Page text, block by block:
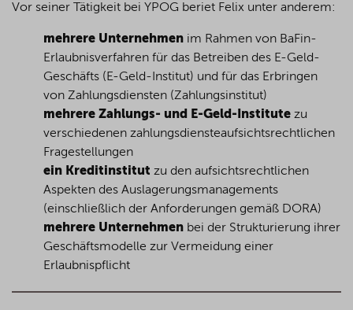
Vor seiner Tätigkeit bei YPOG beriet Felix unter anderem:
mehrere Unternehmen im Rahmen von BaFin-
Erlaubnisverfahren für das Betreiben des E-Geld-
Geschäfts (E-Geld-Institut) und für das Erbringen
von Zahlungsdiensten (Zahlungsinstitut)
mehrere Zahlungs- und E-Geld-Institute zu
verschiedenen zahlungsdiensteaufsichtsrechtlichen
Fragestellungen
ein Kreditinstitut zu den aufsichtsrechtlichen
Aspekten des Auslagerungsmanagements
(einschließlich der Anforderungen gemäß DORA)
mehrere Unternehmen bei der Strukturierung ihrer
Geschäftsmodelle zur Vermeidung einer
Erlaubnispflicht